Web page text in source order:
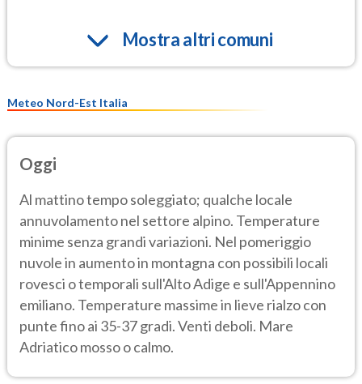
Mostra altri comuni
Meteo Nord-Est Italia
Oggi
Al mattino tempo soleggiato; qualche locale
annuvolamento nel settore alpino. Temperature
minime senza grandi variazioni. Nel pomeriggio
nuvole in aumento in montagna con possibili locali
rovesci o temporali sull'Alto Adige e sull'Appennino
emiliano. Temperature massime in lieve rialzo con
punte fino ai 35-37 gradi. Venti deboli. Mare
Adriatico mosso o calmo.